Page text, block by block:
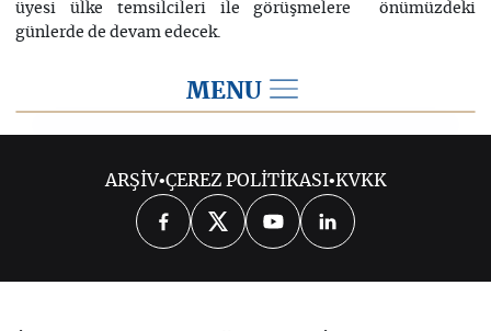
üyesi ülke temsilcileri ile görüşmelere önümüzdeki
günlerde de devam edecek.
MENU
2026 2025 2024
2023 2022 2021
ARŞİV•ÇEREZ POLİTİKASI•KVKK